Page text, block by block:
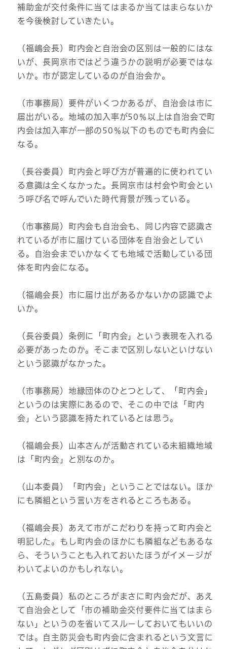
補助金が交付条件に当てはまるか当てはまらないか
を今後検討していきたい。
（福嶋会長）町内会と自治会の区別は一般的にはな
いが、長岡京市ではどう違うかの説明が必要ではな
いか。市が認定しているのが自治会か。
（市事務局）要件がいくつかあるが、自治会は市に
届出がいる。地域の加入率が50％以上は自治会で町
内会は加入率が一部の50％以下のものでも町内会に
なる。
（長谷委員）町内会と呼び方が普遍的に使われてい
る意識は全くなかった。長岡京市は村会や町会とい
う呼び名で呼んでいた時代背景が残っている。
（市事務局）町内会も自治会も、同じ内容で認識さ
れているが市に届けている団体を自治会としてい
る。自治会までいかなくても地域で活動している団
体を町内会になる。
（福嶋会長）市に届け出があるかないかの認識でよ
いか。
（長谷委員）条例に「町内会」という表現を入れる
必要があったのか。そこまで区別しないといけない
という認識がなかった。
（市事務局）地縁団体のひとつとして、「町内会」
というのは実際にあるので、そこの中では「町内
会」という認識を持たれているとは思う。
（福嶋会長）山本さんが活動されている未組織地域
は「町内会」と別なのか。
（山本委員）「町内会」ということではない。ほか
にも隣組という言い方をされるところもある。
（福嶋会長）あえて市がこだわりを持って町内会と
明記した。もし町内会のほかにも隣組などもあるな
ら、そういうことも入れておいたほうがイメージが
わいてよいのかもしれない。
（五島委員）私のところがまさに町内会だが、あえ
て自治会として「市の補助金交付要件に当てはまら
ない」というのを省いてスルーしておいてもいいの
では。自主防災会も町内会に含まれるという文言に